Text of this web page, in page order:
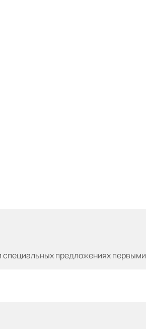
специальных предложениях первыми